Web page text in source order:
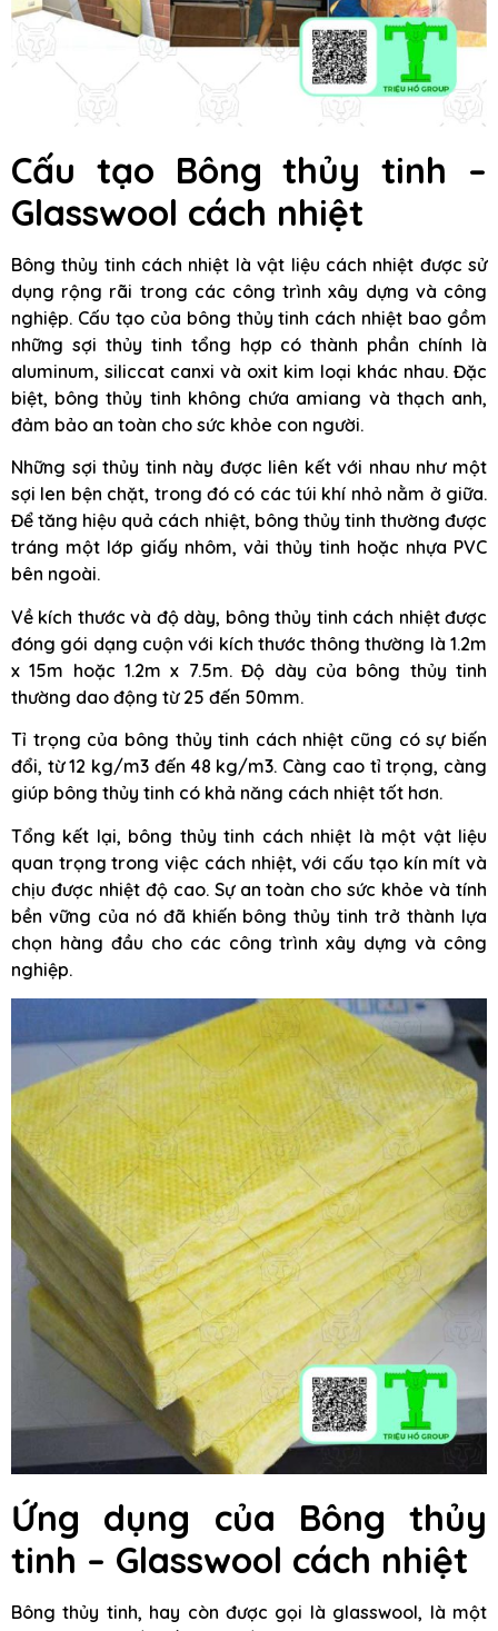
Cấu tạo Bông thủy tinh –
Glasswool cách nhiệt
Bông thủy tinh cách nhiệt là vật liệu cách nhiệt được sử
dụng rộng rãi trong các công trình xây dựng và công
nghiệp. Cấu tạo của bông thủy tinh cách nhiệt bao gồm
những sợi thủy tinh tổng hợp có thành phần chính là
aluminum, siliccat canxi và oxit kim loại khác nhau. Đặc
biệt, bông thủy tinh không chứa amiang và thạch anh,
đảm bảo an toàn cho sức khỏe con người.
Những sợi thủy tinh này được liên kết với nhau như một
sợi len bện chặt, trong đó có các túi khí nhỏ nằm ở giữa.
Để tăng hiệu quả cách nhiệt, bông thủy tinh thường được
tráng một lớp giấy nhôm, vải thủy tinh hoặc nhựa PVC
bên ngoài.
Về kích thước và độ dày, bông thủy tinh cách nhiệt được
đóng gói dạng cuộn với kích thước thông thường là 1.2m
x 15m hoặc 1.2m x 7.5m. Độ dày của bông thủy tinh
thường dao động từ 25 đến 50mm.
Tỉ trọng của bông thủy tinh cách nhiệt cũng có sự biến
đổi, từ 12 kg/m3 đến 48 kg/m3. Càng cao tỉ trọng, càng
giúp bông thủy tinh có khả năng cách nhiệt tốt hơn.
Tổng kết lại, bông thủy tinh cách nhiệt là một vật liệu
quan trọng trong việc cách nhiệt, với cấu tạo kín mít và
chịu được nhiệt độ cao. Sự an toàn cho sức khỏe và tính
bền vững của nó đã khiến bông thủy tinh trở thành lựa
chọn hàng đầu cho các công trình xây dựng và công
nghiệp.
Ứng dụng của Bông thủy
tinh – Glasswool cách nhiệt
Bông thủy tinh, hay còn được gọi là glasswool, là một